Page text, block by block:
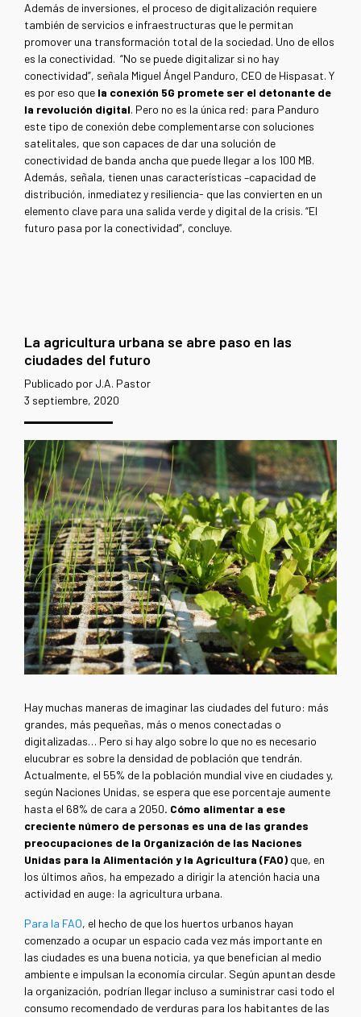
Además de inversiones, el proceso de digitalización requiere
también de servicios e infraestructuras que le permitan
promover una transformación total de la sociedad. Uno de ellos
es la conectividad. “No se puede digitalizar si no hay
conectividad”, señala Miguel Ángel Panduro, CEO de Hispasat. Y
es por eso que la conexión 5G promete ser el detonante de
la revolución digital. Pero no es la única red: para Panduro
este tipo de conexión debe complementarse con soluciones
satelitales, que son capaces de dar una solución de
conectividad de banda ancha que puede llegar a los 100 MB.
Además, señala, tienen unas características –capacidad de
distribución, inmediatez y resiliencia- que las convierten en un
elemento clave para una salida verde y digital de la crisis. “El
futuro pasa por la conectividad”, concluye.
La agricultura urbana se abre paso en las
ciudades del futuro
Publicado por J.A. Pastor
3 septiembre, 2020
Hay muchas maneras de imaginar las ciudades del futuro: más
grandes, más pequeñas, más o menos conectadas o
digitalizadas… Pero si hay algo sobre lo que no es necesario
elucubrar es sobre la densidad de población que tendrán.
Actualmente, el 55% de la población mundial vive en ciudades y,
según Naciones Unidas, se espera que ese porcentaje aumente
hasta el 68% de cara a 2050. Cómo alimentar a ese
creciente número de personas es una de las grandes
preocupaciones de la Organización de las Naciones
Unidas para la Alimentación y la Agricultura (FAO) que, en
los últimos años, ha empezado a dirigir la atención hacia una
actividad en auge: la agricultura urbana.
Para la FAO, el hecho de que los huertos urbanos hayan
comenzado a ocupar un espacio cada vez más importante en
las ciudades es una buena noticia, ya que benefician al medio
ambiente e impulsan la economía circular. Según apuntan desde
la organización, podrían llegar incluso a suministrar casi todo el
consumo recomendado de verduras para los habitantes de las